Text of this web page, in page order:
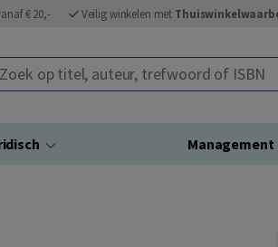
€ 20,- Veilig winkelen met
op titel, auteur, trefwoord of ISBN
Management